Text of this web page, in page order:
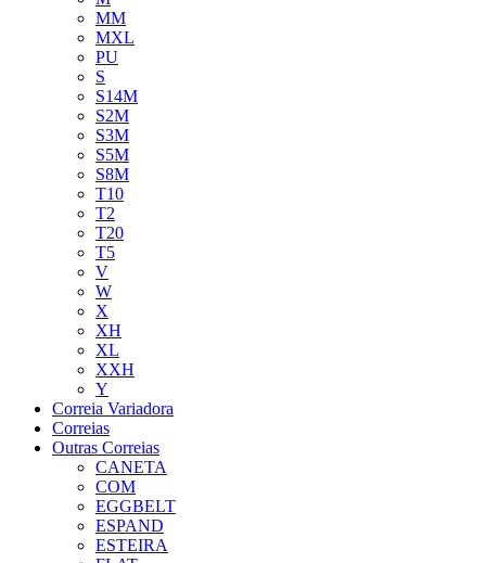
MM
MXL
PU
S
S14M
S2M
S3M
S5M
S8M
T10
T2
T20
T5
V
W
X
XH
XL
XXH
Y
Correia Variadora
Correias
Outras Correias
CANETA
COM
EGGBELT
ESPAND
ESTEIRA